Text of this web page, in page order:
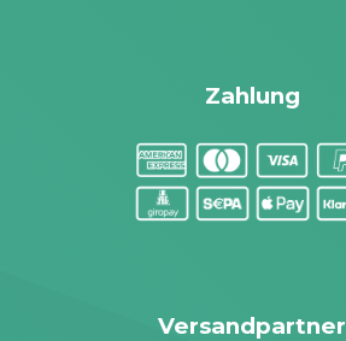
Zahlung
Versandpartner